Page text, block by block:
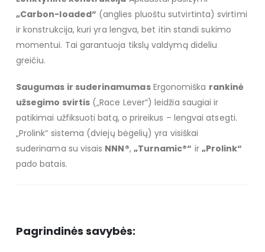
„Carbon-loaded“ (anglies pluoštu sutvirtinta) svirtimi
ir konstrukcija, kuri yra lengva, bet itin standi sukimo
momentui. Tai garantuoja tikslų valdymą dideliu
greičiu.
Saugumas ir suderinamumasErgonomiška rankinė
užsegimo svirtis („Race Lever“) leidžia saugiai ir
patikimai užfiksuoti batą, o prireikus – lengvai atsegti.
„Prolink“ sistema (dviejų bėgelių) yra visiškai
suderinama su visais NNN®, „Turnamic®“ ir „Prolink“
pado batais.
Pagrindinės savybės: